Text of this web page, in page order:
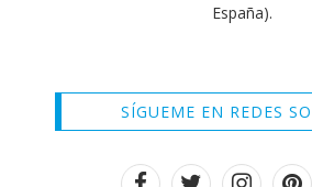
España).
SÍGUEME EN REDES